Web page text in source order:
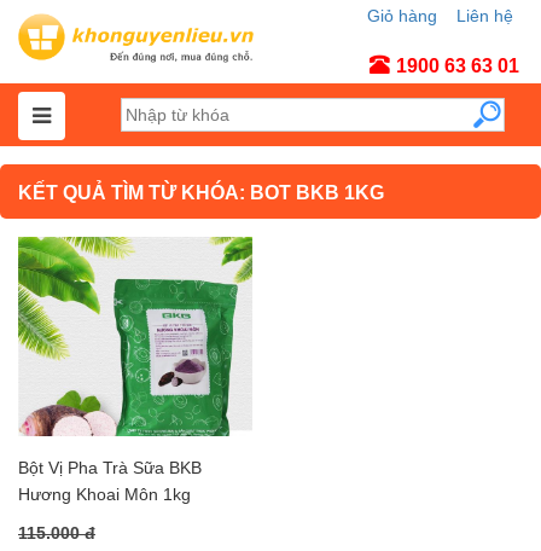
Liên hệ
Giỏ hàng
1900 63 63 01
KẾT QUẢ TÌM TỪ KHÓA: BOT BKB 1KG
Bột Vị Pha Trà Sữa BKB
Hương Khoai Môn 1kg
115.000 đ